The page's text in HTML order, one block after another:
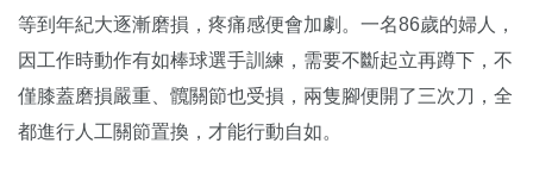
等到年紀大逐漸磨損，疼痛感便會加劇。一名86歲的婦人，
因工作時動作有如棒球選手訓練，需要不斷起立再蹲下，不
僅膝蓋磨損嚴重、髖關節也受損，兩隻腳便開了三次刀，全
都進行人工關節置換，才能行動自如。